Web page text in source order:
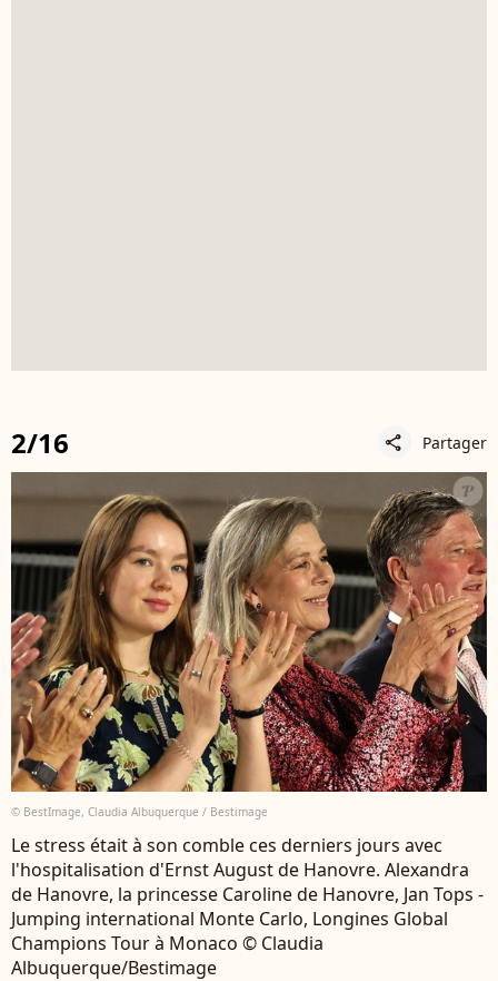
2/16 share Partager
© BestImage, Claudia Albuquerque / Bestimage
Le stress était à son comble ces derniers jours avec
l'hospitalisation d'Ernst August de Hanovre. Alexandra
de Hanovre, la princesse Caroline de Hanovre, Jan Tops -
Jumping international Monte Carlo, Longines Global
Champions Tour à Monaco © Claudia
Albuquerque/Bestimage